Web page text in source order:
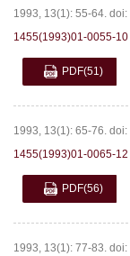
1993, 13(1): 55-64. doi:
1455(1993)01-0055-10
PDF(51)
1993, 13(1): 65-76. doi:
1455(1993)01-0065-12
PDF(56)
1993, 13(1): 77-83. doi: